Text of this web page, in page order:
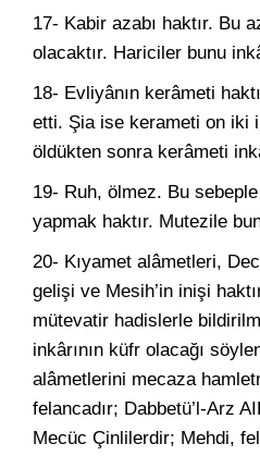
17- Kabir azabı haktır. Bu
olacaktır. Hariciler bunu
18- Evliyânın kerâmeti
etti. Şia ise kerameti on iki
öldükten sonra kerâmeti
19- Ruh, ölmez. Bu
yapmak haktır. Mutezile
20- Kıyamet alâmetleri,
gelişi ve Mesih’in inişi
mütevatir hadislerle
inkârının küfr olacağı
alâmetlerini mecaza
felancadır; Dabbetü’l-Arz
Mecüc Çinlilerdir; Mehdi,